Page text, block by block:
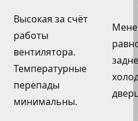
Высокая за счёт
работы
вентилятора.
Температурные
перепады
минимальны.